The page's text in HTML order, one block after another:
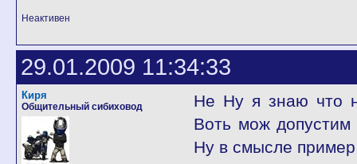
Неактивен
29.01.2009 11:34:33
Киря
Общительный сибиховод
Не Ну я знаю что
Воть мож допустим
Ну в смысле